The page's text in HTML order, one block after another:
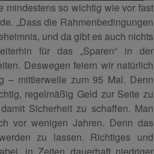
mindestens so wichtig wie vor fast
„Dass die Rahmenbedingungen
und da gibt es auch nichts
für das „Sparen“ in der
Deswegen feiern wir natürlich
– mittlerweile zum 95 Mal. Denn
regelmäßig Geld zur Seite zu
Sicherheit zu schaffen. Man
vor wenigen Jahren. Denn das
zu lassen. Richtiges und